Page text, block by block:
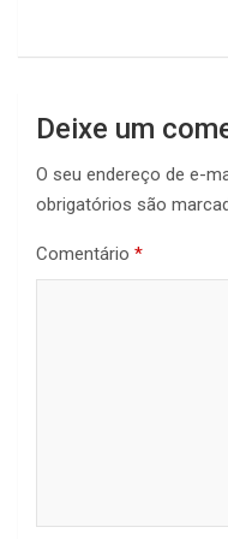
Deixe um
O seu endereço de e-
obrigatórios são
Comentário *